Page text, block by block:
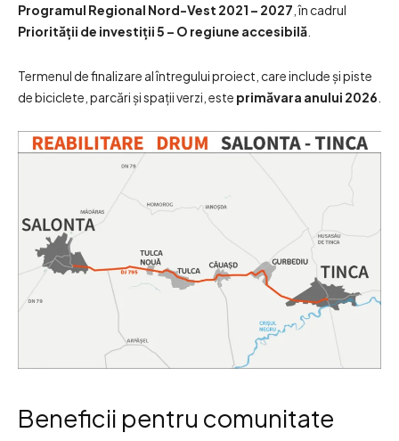
Programul Regional Nord-Vest 2021 – 2027 , în cadrul
Priorității de investiții 5 – O regiune accesibilă
Termenul de finalizare al întregului proiect, care include și piste
de biciclete, parcări și spații verzi, este primăvara anului 2026
Beneficii pentru comunitate